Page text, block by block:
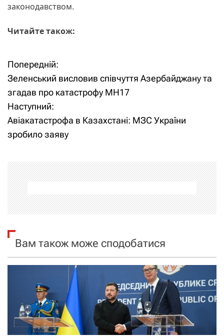
законодавством.
Читайте також:
Н
а
в
і
а
ц
і
я
з
и
Попередній:
Зеленський висловив співчуття Азербайджану та
згадав про катастрофу MH17
Наступний:
Авіакатастрофа в Казахстані: МЗС України
зробило заяву
Вам також може сподобатися